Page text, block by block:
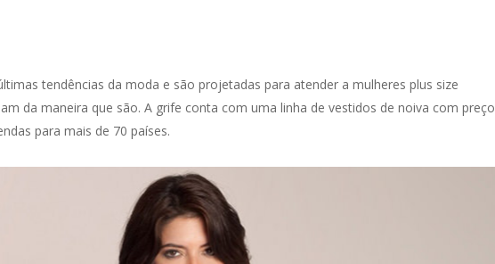
tendências da moda e são projetadas para atender a mulheres plus size
da maneira que são. A grife conta com uma linha de vestidos de noiva com preço
para mais de 70 países.